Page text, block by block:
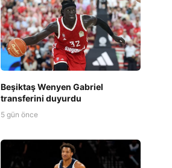
Beşiktaş Wenyen Gabriel
transferini duyurdu
5 gün önce